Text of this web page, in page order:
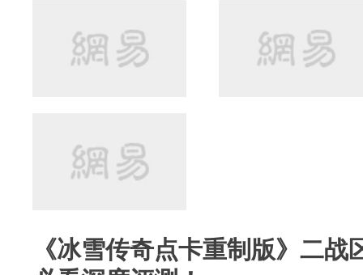
《冰雪传奇点卡重制版》二